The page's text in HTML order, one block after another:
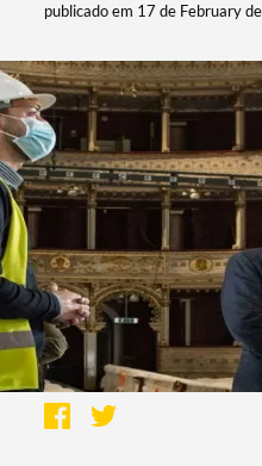
publicado em 17 de February